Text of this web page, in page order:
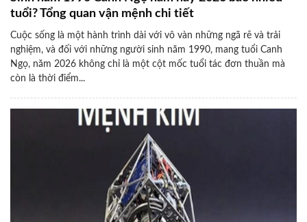
tuổi? Tổng quan vận mệnh chi tiết
Cuộc sống là một hành trình dài với vô vàn những ngã rẽ và trải
nghiệm, và đối với những người sinh năm 1990, mang tuổi Canh
Ngọ, năm 2026 không chỉ là một cột mốc tuổi tác đơn thuần mà
còn là thời điểm...